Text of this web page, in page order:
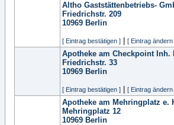
Altho Gaststättenbetriebs-
Friedrichstr. 209
10969 Berlin
[ Eintrag bestätigen ] [ Eintrag ändern
Apotheke am Checkpoint Inh.
Friedrichstr. 33
10969 Berlin
[ Eintrag bestätigen ] [ Eintrag ändern
Apotheke am Mehringplatz e.
Mehringplatz 12
10969 Berlin